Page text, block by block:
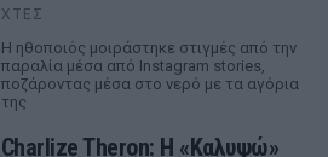
ΧΤΕΣ
Η ηθοποιός μοιράστηκε στιγμές από την
παραλία μέσα από Instagram stories,
ποζάροντας μέσα στο νερό με τα αγόρια
της
Charlize Theron: Η «Καλυψώ»